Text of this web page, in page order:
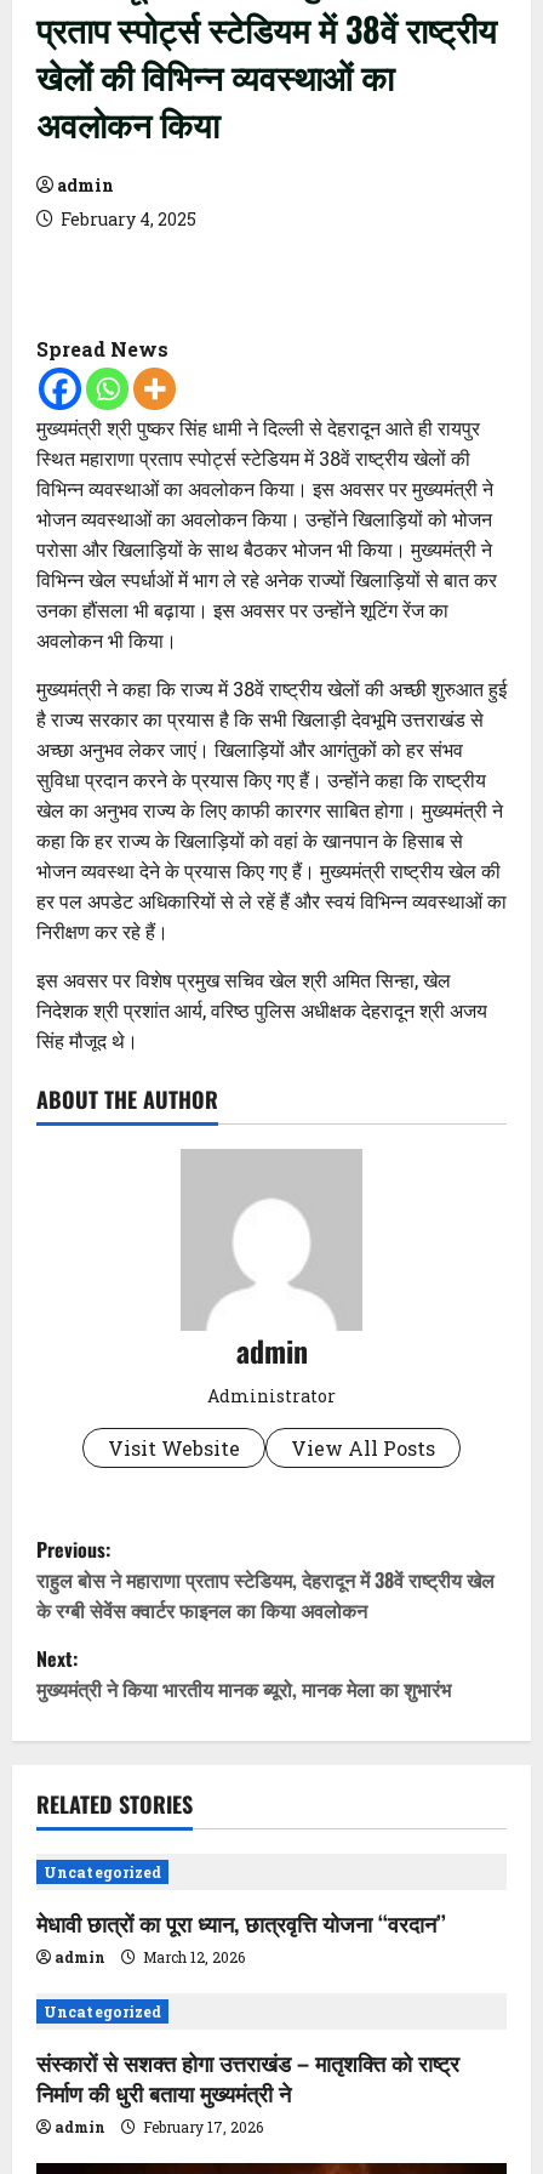
प्रताप स्पोर्ट्स स्टेडियम में 38वें राष्ट्रीय
खेलों की विभिन्न व्यवस्थाओं का
अवलोकन किया
admin
February 4, 2025
Spread News
मुख्यमंत्री श्री पुष्कर सिंह धामी ने दिल्ली से देहरादून आते ही रायपुर
स्थित महाराणा प्रताप स्पोर्ट्स स्टेडियम में 38वें राष्ट्रीय खेलों की
विभिन्न व्यवस्थाओं का अवलोकन किया। इस अवसर पर मुख्यमंत्री ने
भोजन व्यवस्थाओं का अवलोकन किया। उन्होंने खिलाड़ियों को भोजन
परोसा और खिलाड़ियों के साथ बैठकर भोजन भी किया। मुख्यमंत्री ने
विभिन्न खेल स्पर्धाओं में भाग ले रहे अनेक राज्यों खिलाड़ियों से बात कर
उनका हौंसला भी बढ़ाया। इस अवसर पर उन्होंने शूटिंग रेंज का
अवलोकन भी किया।
मुख्यमंत्री ने कहा कि राज्य में 38वें राष्ट्रीय खेलों की अच्छी शुरुआत हुई
है राज्य सरकार का प्रयास है कि सभी खिलाड़ी देवभूमि उत्तराखंड से
अच्छा अनुभव लेकर जाएं। खिलाड़ियों और आगंतुकों को हर संभव
सुविधा प्रदान करने के प्रयास किए गए हैं। उन्होंने कहा कि राष्ट्रीय
खेल का अनुभव राज्य के लिए काफी कारगर साबित होगा। मुख्यमंत्री ने
कहा कि हर राज्य के खिलाड़ियों को वहां के खानपान के हिसाब से
भोजन व्यवस्था देने के प्रयास किए गए हैं। मुख्यमंत्री राष्ट्रीय खेल की
हर पल अपडेट अधिकारियों से ले रहें हैं और स्वयं विभिन्न व्यवस्थाओं का
निरीक्षण कर रहे हैं।
इस अवसर पर विशेष प्रमुख सचिव खेल श्री अमित सिन्हा, खेल
निदेशक श्री प्रशांत आर्य, वरिष्ठ पुलिस अधीक्षक देहरादून श्री अजय
सिंह मौजूद थे।
ABOUT THE AUTHOR
admin
Administrator
Visit Website View All Posts
P
o
s
t
n
a
v
i
g
a
t
i
o
Previous:
राहुल बोस ने महाराणा प्रताप स्टेडियम, देहरादून में 38वें राष्ट्रीय खेल
के रग्बी सेवेंस क्वार्टर फाइनल का किया अवलोकन
Next:
मुख्यमंत्री ने किया भारतीय मानक ब्यूरो, मानक मेला का शुभारंभ
RELATED STORIES
Uncategorized
मेधावी छात्रों का पूरा ध्यान, छात्रवृत्ति योजना ‘‘वरदान’’
admin March 12, 2026
Uncategorized
संस्कारों से सशक्त होगा उत्तराखंड – मातृशक्ति को राष्ट्र
निर्माण की धुरी बताया मुख्यमंत्री ने
admin February 17, 2026